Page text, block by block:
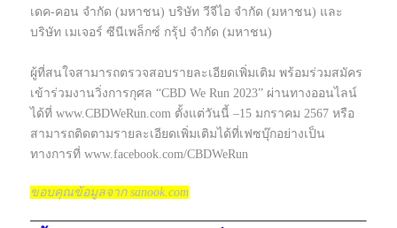
เดค-คอน จำกัด (มหาชน) บริษัท วีจีไอ จำกัด (มหาชน) และ
บริษัท เมเจอร์ ซีนีเพล็กซ์ กรุ้ป จำกัด (มหาชน)
ผู้ที่สนใจสามารถตรวจสอบรายละเอียดเพิ่มเติม พร้อมร่วมสมัคร
เข้าร่วมงานวิ่งการกุศล “CBD We Run 2023” ผ่านทางออนไลน์
ได้ที่ www.CBDWeRun.com ตั้งแต่วันนี้ –15 มกราคม 2567 หรือ
สามารถติดตามรายละเอียดเพิ่มเติมได้ที่เฟซบุ๊กอย่างเป็น
ทางการที่ www.facebook.com/CBDWeRun
ขอบคุณข้อมูลจาก sanook.com